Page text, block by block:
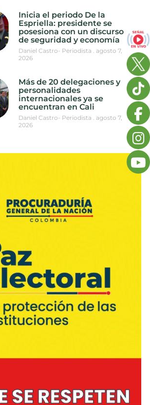
Inicia el periodo De la
Espriella: presidente se
posesiona con un discurso
de seguridad y economía
Daniel Castro- Periodista
agosto 7,
2026
Más de 20 delegaciones y
personalidades
internacionales ya se
encuentran en Cali
Daniel Castro- Periodista
agosto 7,
2026